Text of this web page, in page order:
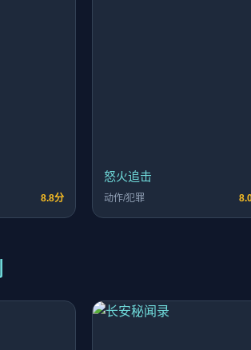
8.8分
怒火追击
动作/犯罪